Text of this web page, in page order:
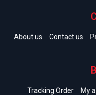
About us Contact us
Tracking Order My